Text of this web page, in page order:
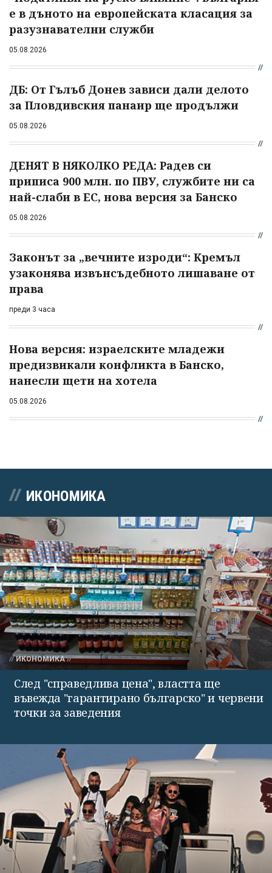
е в дъното на европейската класация за
разузнавателни служби
05.08.2026
ДБ: От Гълъб Донев зависи дали делото
за Пловдивския панаир ще продължи
05.08.2026
ДЕНЯТ В НЯКОЛКО РЕДА: Радев си
приписа 900 млн. по ПВУ, службите ни са
най-слаби в ЕС, нова версия за Банско
05.08.2026
Законът за „вечните изроди“: Кремъл
узаконява извънсъдебното лишаване от
права
преди 3 часа
Нова версия: израелските младежи
предизвикали конфликта в Банско,
нанесли щети на хотела
05.08.2026
ИКОНОМИКА
ИКОНОМИКА
След "справедлива цена", властта ще
въвежда "гарантирано българско" и червени
точки за заведения